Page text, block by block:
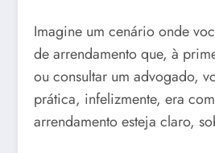
Imagine um cenário onde
de arrendamento que, à
ou consultar um advogado,
prática, infelizmente, era
arrendamento esteja claro,